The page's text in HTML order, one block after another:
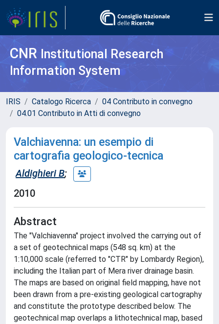
CNR Institutional Research
Information System
IRIS Catalogo Ricerca
04 Contributo in convegno
04.01 Contributo in Atti di convegno
Valchiavenna: un esempio di
cartografia geologico-tecnica
Aldighieri B;
2010
Abstract
The "Valchiavenna" project involved the carrying out of
a set of geotechnical maps (548 sq. km) at the
1:10,000 scale (referred to "CTR" by Lombardy Region),
including the Italian part of Mera river drainage basin.
The maps are based on original field mapping, have not
been drawn from a pre-existing geological cartography
and constitute the prototype described below. The
geotechnical map overlaps a lithotechnical map, based